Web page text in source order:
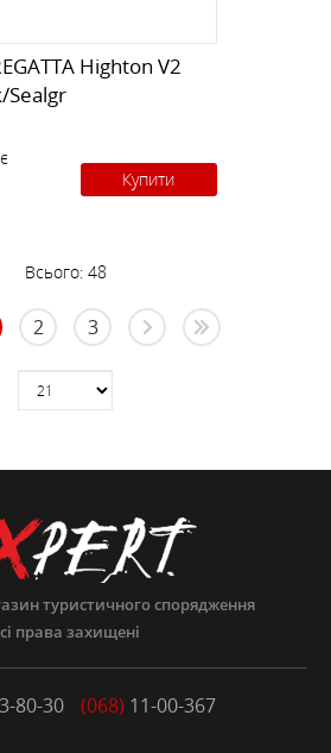
Highton V2
Sealgr
є
Купити
Всього: 48
2 3
туристичного спорядження
права захищені
80-30 (068) 11-00-367